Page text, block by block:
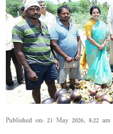
Published on: 21 May 2026, 8:22 am